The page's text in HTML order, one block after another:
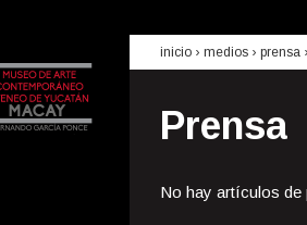
inicio › medios › prensa
Prensa
No hay artículos de